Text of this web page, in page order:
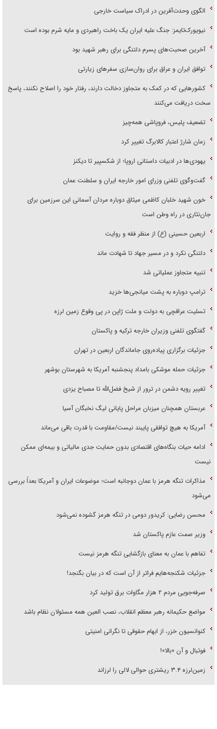
الگوی وحدت‌آفرین در ادراک سیاست خارجی
نیویورک‌تایمز: جنگ علیه ایران یک باخت راهبردی و مایه شرم بوده است
آخرین صحبت‌های پسرم دلتنگی برای رهبر شهید بود
توافق ایران و عراق برای روان‌سازی سفر‌های زیارتی
کشور‌هایی که در کمک به متجاوز دخالت دارند، رفتار خود را اصلاح نکنند، پاسخ
سخت دریافت می‌کنند
تضعیف پلیس، فروپاشی همه‌چیز
زمان شارژ اعتبار کالابرگ تغییر کرد
یهودی‌ها در ادبیات داستانی اروپا؛ از شکسپیر تا دیکنز
گفت‌وگوی تلفنی وزرای امور خارجه ایران و سلطنت عمان
خون شهید خلبان کاظمی میثاق دوباره مردان آسمانی این سرزمین برای
جان‌نثاری در راه وطن است
اربعین حسینی (ع) از منظر فقه و روایت
دلتنگی نکرد و در مسیر جهاد تا شهادت ماند
تنبیه متجاوز عملیاتی شد
ترامپ دوباره به پشت میانجی‌ها خزید
تسلیت عراقچی به دولت و ملت ژاپن در پی وقوع زمین لرزه
گفتگوی تلفنی وزیران خارجه ترکیه و پاکستان
جزئیات برگزاری پیاده‌روی جاماندگان اربعین در تهران
جزئیات حمله موشکی بامداد پنجشنبه آمریکا به شهرستان بوشهر
تغییر رویه دشمن در ترور از شیخ فضل‌الله تا مصباح یزدی
عربستان همچنان میزبان مراحل پایانی لیگ نخبگان آسیا
آمریکا به هیچ توافقی پایبند نیست/مقاومت با قدرت باقی می‌ماند
ادامه حیات بنگاه‌های اقتصادی بدون حمایت جدی مالیاتی و بیمه‌ای ممکن
نیست
مذاکرات تنگه هرمز با عمان دوجانبه است؛ موضوعات ایران و آمریکا بعداً بررسی
می‌شود
محسن رضایی: کریدور دومی در تنگه هرمز گشوده نمی‌شود
وزیر صمت عازم پاکستان شد
تفاهم با عمان به معنای بازگشایی تنگه هرمز نیست
جزئیات شکنجه‌هایم فراتر از آن است که در بیان بگنجد!
صرفه‌جویی مردم ۲ هزار مگاوات برق تولید کرد
مواضع حکیمانه رهبر معظم انقلاب، نصب العین همه مسئولان نظام باشد
کنوانسیون خزر، از ابهام حقوقی تا نگرانی امنیتی
فوتبال و آن «بالا»!
زمین‌لرزه ۳.۴ ریشتری حوالی لالی را لرزاند